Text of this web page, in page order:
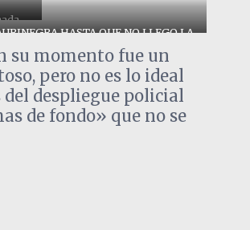
HASTA QUE NO LLEGO LA
AL VIEJO AEROPUERT DE
DEBÍA SALIR DEL ESTADIO
su momento fue un
pero no es lo ideal
del despliegue policial
de fondo» que no se